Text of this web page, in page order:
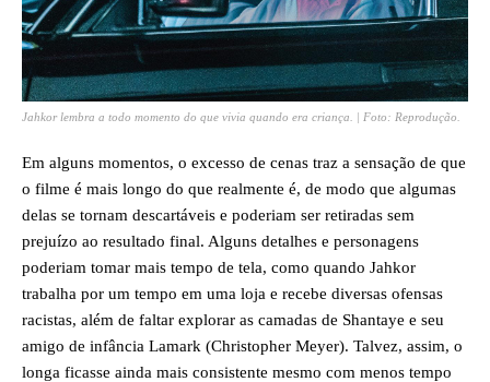
Jahkor lembra a todo momento do que vivia quando era criança. | Foto: Reprodução.
Em alguns momentos, o excesso de cenas traz a sensação de que
o filme é mais longo do que realmente é, de modo que algumas
delas se tornam descartáveis e poderiam ser retiradas sem
prejuízo ao resultado final. Alguns detalhes e personagens
poderiam tomar mais tempo de tela, como quando Jahkor
trabalha por um tempo em uma loja e recebe diversas ofensas
racistas, além de faltar explorar as camadas de Shantaye e seu
amigo de infância Lamark (Christopher Meyer). Talvez, assim, o
longa ficasse ainda mais consistente mesmo com menos tempo